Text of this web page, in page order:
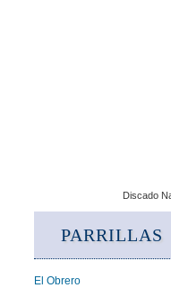
Discado
PARRILLAS
El Obrero